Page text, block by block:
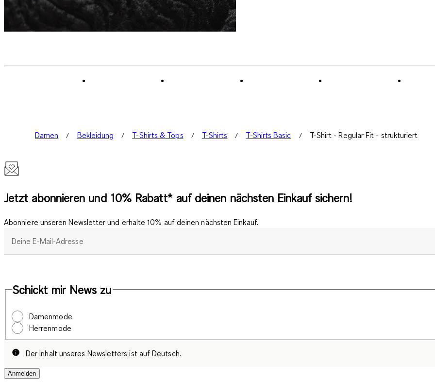
Damen Bekleidung T-Shirts & Tops T-Shirts T-Shirts Basic T-Shirt - Regular Fit - strukturiert
Jetzt abonnieren und 10% Rabatt* auf deinen nächsten Einkauf sichern!
Abonniere unseren Newsletter und erhalte 10% auf deinen nächsten Einkauf.
Deine E-Mail-Adresse
Schickt mir News zu
Damenmode
Herrenmode
Der Inhalt unseres Newsletters ist auf Deutsch.
Anmelden